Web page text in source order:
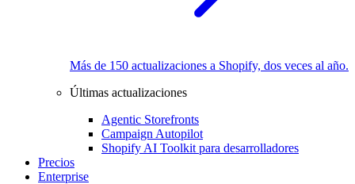
Más de 150 actualizaciones a Shopify, dos veces al año.
Últimas actualizaciones
Agentic Storefronts
Campaign Autopilot
Shopify AI Toolkit para desarrolladores
Precios
Enterprise